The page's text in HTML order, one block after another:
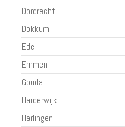
Dordrecht
Dokkum
Ede
Emmen
Gouda
Harderwijk
Harlingen